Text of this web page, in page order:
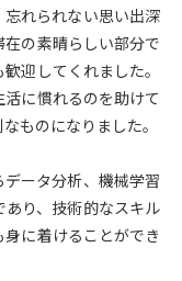
れられない思い出深
の素晴らしい部分で
迎してくれました。
に慣れるのを助けて
ものになりました。
ータ分析、機械学習
り、技術的なスキル
に着けることができ